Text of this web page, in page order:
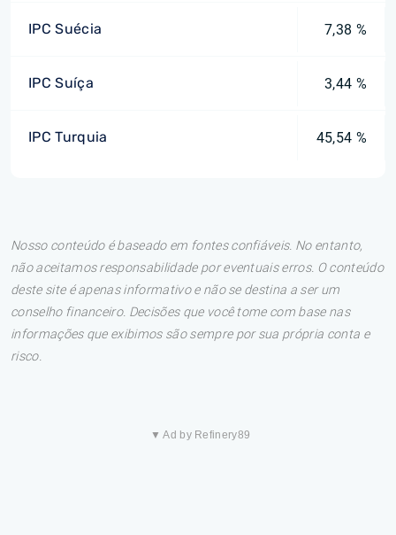
IPC Suécia 7,38 %
IPC Suíça 3,44 %
IPC Turquia 45,54 %
Nosso conteúdo é baseado em fontes confiáveis. No entanto,
não aceitamos responsabilidade por eventuais erros. O conteúdo
deste site é apenas informativo e não se destina a ser um
conselho financeiro. Decisões que você tome com base nas
informações que exibimos são sempre por sua própria conta e
risco.
▼ Ad by Refinery89